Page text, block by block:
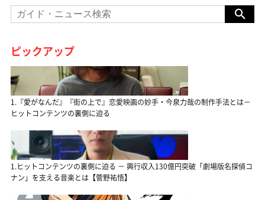
ピックアップ
1.『愛がなんだ』『街の上で』恋愛映画の妙手・今泉力哉の制作手法とは－
ヒットコンテンツの裏側に迫る
1.ヒットコンテンツの裏側に迫る － 興行収入130億円突破「劇場版名探偵コ
ナン」を支える音楽とは【菅野祐悟】